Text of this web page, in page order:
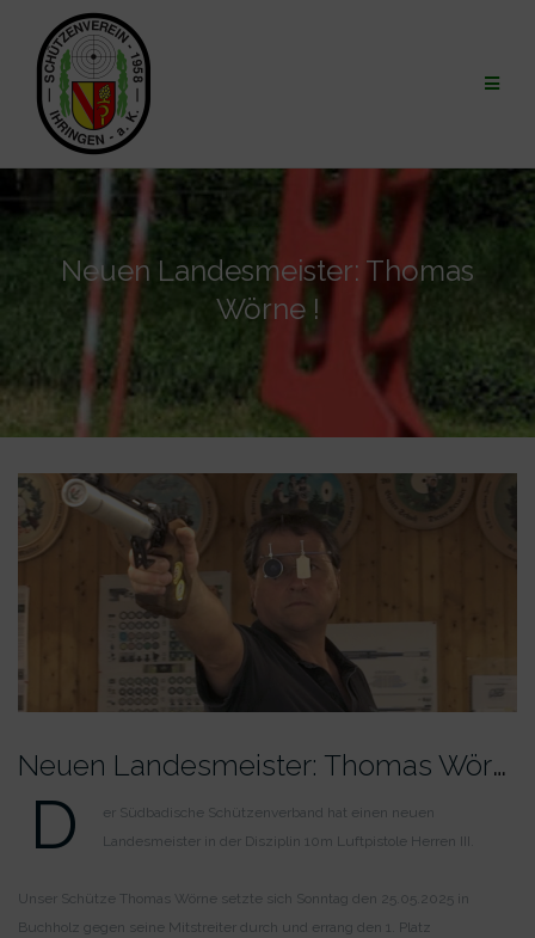
Inhalt
springen
Neuen Landesmeister: Thomas
Wörne !
N
euen Landesmeister: Thomas Wörne !
D
er Südbadische Schützenverband hat einen neuen
Landesmeister in der Disziplin 10m Luftpistole Herren III.
Unser Schütze Thomas Wörne setzte sich Sonntag den 25.05.2025 in
Buchholz gegen seine Mitstreiter durch und errang den 1. Platz